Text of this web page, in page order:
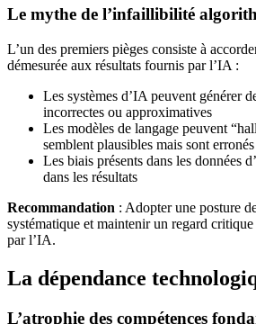
Le mythe de l’infaillibilité
L’un des premiers pièges consiste à
démesurée aux résultats fournis par l’IA :
Les systèmes d’IA peuvent générer
incorrectes ou approximatives
Les modèles de langage peuvent
semblent plausibles mais sont erronés
Les biais présents dans les données
dans les résultats
Recommandation : Adopter une posture
systématique et maintenir un regard
par l’IA.
La dépendance
L’atrophie des compétences